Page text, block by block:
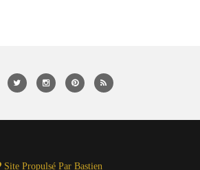
Site Propulsé Par Bastien